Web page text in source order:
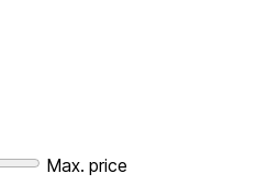
Max. price